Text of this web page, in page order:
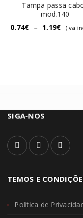
Tampa passa
mod.140
0.74€ – 1.19€ (iva
SIGA-NOS
TEMOS E
Política de